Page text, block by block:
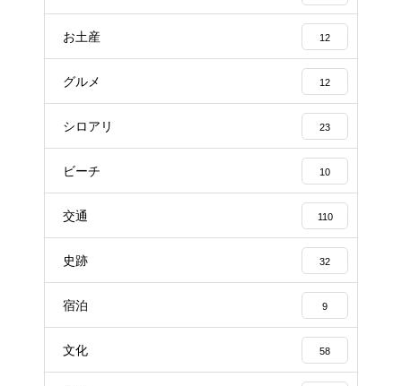
お土産 12
グルメ 12
シロアリ 23
ビーチ 10
交通 110
史跡 32
宿泊 9
文化 58